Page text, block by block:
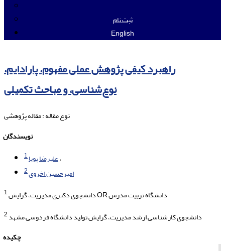
ثبت نام
English
راهبرد کیفی پژوهش عملی مفهوم، پارادایم،
نوع‌شناسی، و مباحث تکمیلی
نوع مقاله : مقاله پژوهشی
نویسندگان
علیرضا پویا1
امیرحسین اخروی2
1
دانشجوی دکتری مدیریت، گرایش OR دانشگاه تربیت مدرس
2دانشجوی کارشناسی ارشد مدیریت، گرایش تولید دانشگاه فردوسی مشهد
چکیده